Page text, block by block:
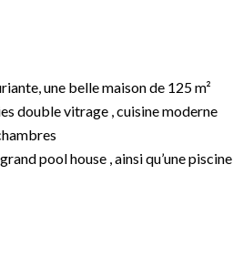
une belle maison de 125 m²
double vitrage , cuisine moderne
pool house , ainsi qu’une piscine